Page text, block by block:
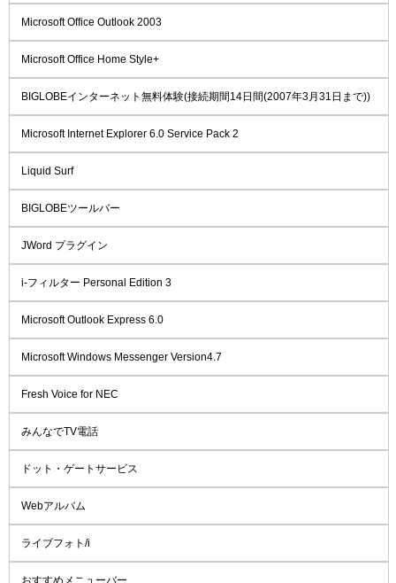
Microsoft Office Outlook 2003
Microsoft Office Home Style+
BIGLOBEインターネット無料体験(接続期間14日間(2007年3月31日まで))
Microsoft Internet Explorer 6.0 Service Pack 2
Liquid Surf
BIGLOBEツールバー
JWord プラグイン
i-フィルター Personal Edition 3
Microsoft Outlook Express 6.0
Microsoft Windows Messenger Version4.7
Fresh Voice for NEC
みんなでTV電話
ドット・ゲートサービス
Webアルバム
ライブフォト/i
おすすめメニューバー